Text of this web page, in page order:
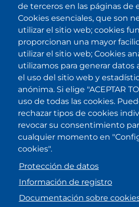
SUBSCRIBE
He sido informado/a sobre
de privacidad
y la acepto.
IKI en otras
. . .
de terceros en las páginas de
Cookies esenciales, que son
utilizar el sitio web; cookies
proporcionan una mayor
utilizar el sitio web; Cookies
utilizamos para generar datos
el uso del sitio web y
anónima. Si elige "ACEPTAR
uso de todas las cookies.
rechazar tipos de cookies
revocar su consentimiento
cualquier momento en
cookies".
Protección de datos
Información de registro
Documentación sobre